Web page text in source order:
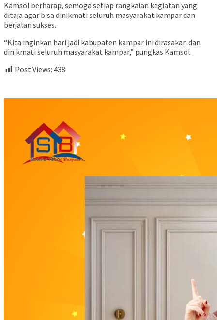
Kamsol berharap, semoga setiap rangkaian kegiatan yang
ditaja agar bisa dinikmati seluruh masyarakat kampar dan
berjalan sukses.
“Kita inginkan hari jadi kabupaten kampar ini dirasakan dan
dinikmati seluruh masyarakat kampar,” pungkas Kamsol.
Post Views: 438